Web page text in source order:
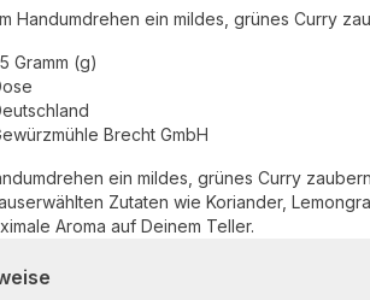
Handumdrehen ein mildes, grünes Curry
Gramm (g)
Brecht GmbH
ein mildes, grünes Curry
Zutaten wie Koriander,
Aroma auf Deinem Teller.